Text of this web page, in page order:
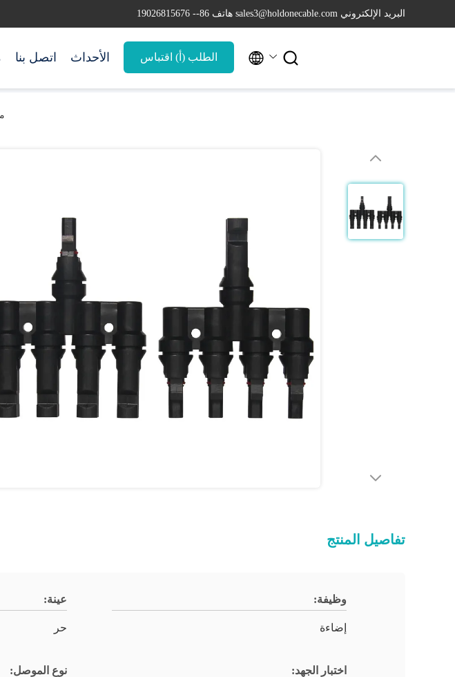
البريد الإلكتروني sales3@holdonecable.com هاتف 86-- 19026815676
اتصل بنا الأحداث الطلب (أ) اقتباس  
تفاصيل المنتج
وظيفة:
إضاءة
عينة:
حر
اختبار الجهد: نوع الموصل: